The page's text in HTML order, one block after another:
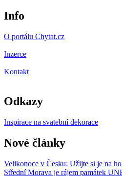
Info
O portálu Chytat.cz
Inzerce
Kontakt
Odkazy
Inspirace na svatební dekorace
Nové články
Velikonoce v Česku: Užijte si je na
Střední Morava je rájem památek